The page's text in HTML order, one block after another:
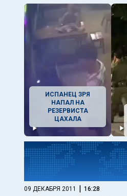
ИСПАНЕЦ ЗРЯ
НАПАЛ НА
РЕЗЕРВИСТА
ЦАХАЛА
09 ДЕКАБРЯ 2011 | 16:28